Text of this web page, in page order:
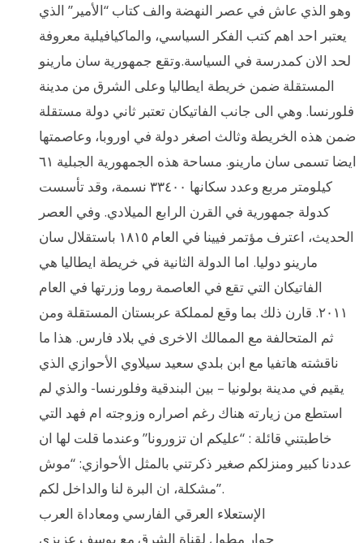
وهو الذي عاش في عصر النهضة والف كتاب “الأمير” الذي
يعتبر احد اهم كتب الفكر السياسي، والماكيافيلية معروفة
لحد الان كمدرسة في السياسة.وتقع جمهورية سان مارينو
المستقلة ضمن خريطة ايطاليا وعلى الشرق من مدينة
فلورنسا. وهي الى جانب الفاتيكان تعتبر ثاني دولة مستقلة
ضمن هذه الخريطة وثالث اصغر دولة في اوروبا، وعاصمتها
ايضا تسمى سان مارينو. مساحة هذه الجمهورية الجبلية ٦١
كيلومتر مربع وعدد سكانها ٣٣٤٠٠ نسمة، وقد تأسست
كدولة جمهورية في القرن الرابع الميلادي. وفي العصر
الحديث، اعترف مؤتمر فيينا في العام ١٨١٥ باستقلال سان
مارينو دوليا. اما الدولة الثانية في خريطة ايطاليا هي
الفاتيكان التي تقع في العاصمة روما وزرتها في العام
٢٠١١. قارن ذلك بما وقع لمملكة عربستان المستقلة ومن
ثم المتحالفة مع الممالك الاخرى في بلاد فارس. هذا ما
ناقشته هاتفيا مع ابن بلدي سعيد سيلاوي الأحوازي الذي
يقيم في مدينة بولونيا – بين البندقية وفلورنسا- والذي لم
استطع من زيارته هناك رغم اصراره وزوجته ام فهد التي
خاطبتني قائلة : “عليكم ان تزورونا” وعندما قلت لها ان
عددنا كبير ومنزلكم صغير ذكرتني بالمثل الأحوازي: “موش
مشكلة، ان البرة لنا والداخل لكم”.
الإستعلاء العرقي الفارسي ومعاداة العرب
حوار مطول لقناة الشرق مع يوسف عزيزي